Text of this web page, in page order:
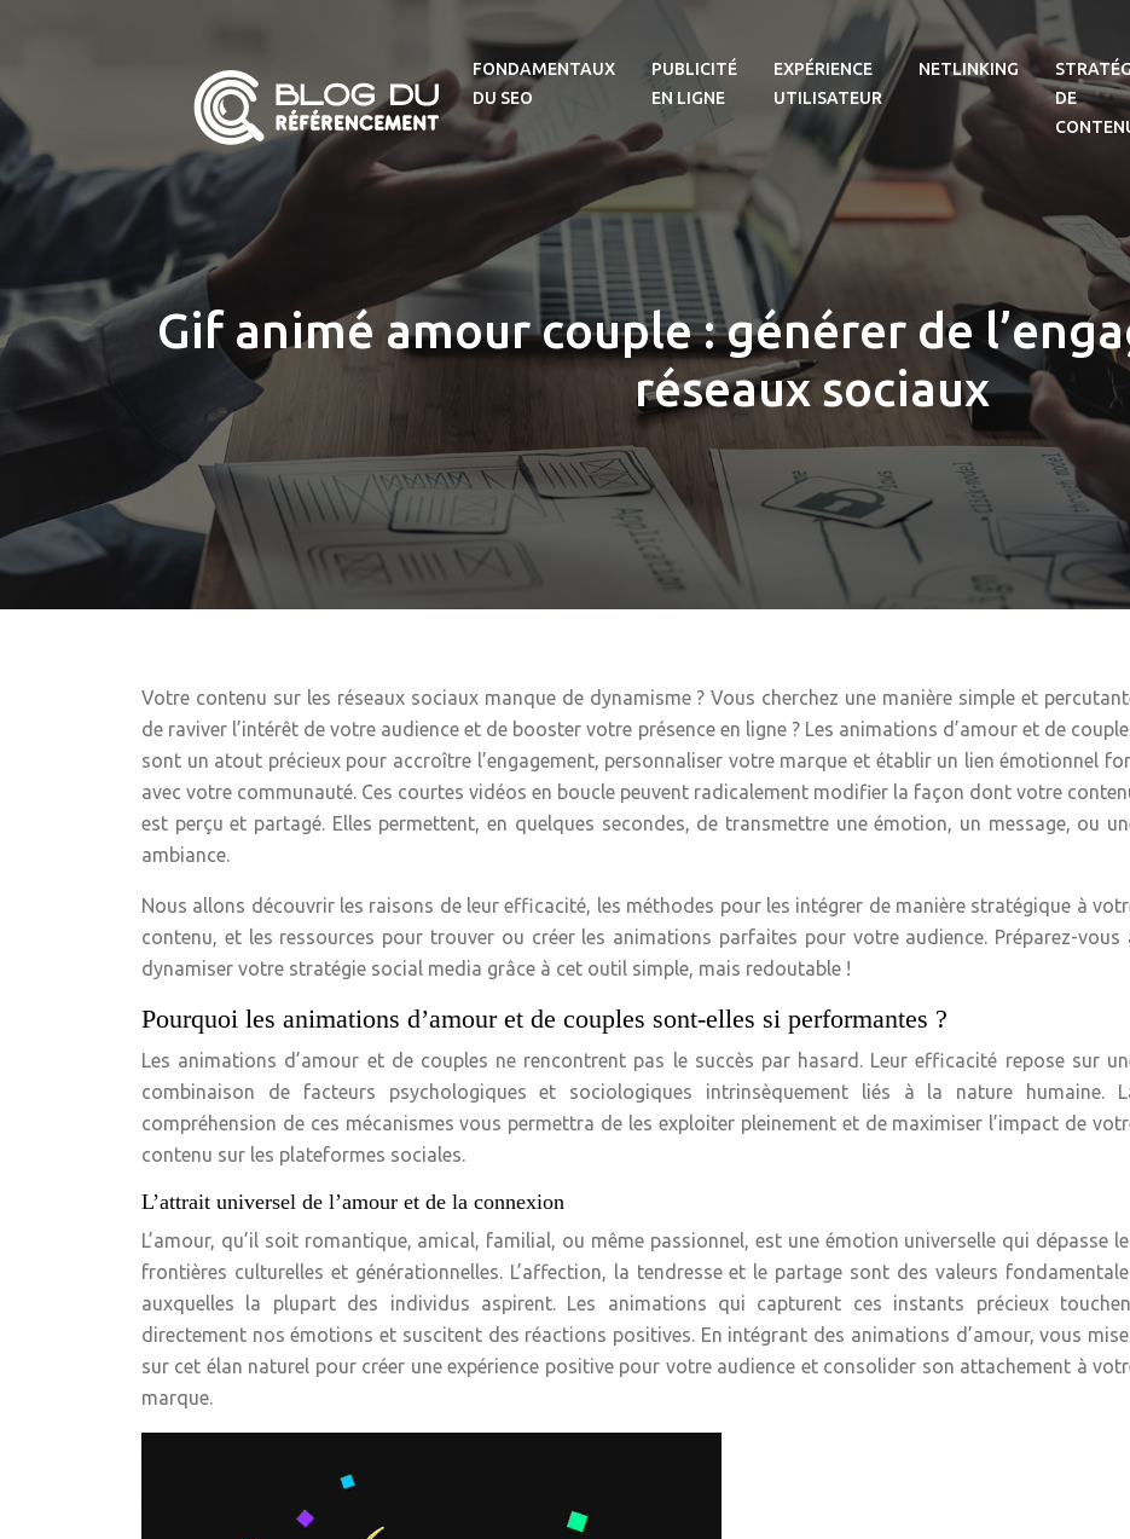
FONDAMENTAUX
DU SEO
PUBLICITÉ
EN LIGNE
EXPÉRIENCE
UTILISATEUR
NETLINKING
DE
Gif animé amour couple : générer de
réseaux sociaux
Votre contenu sur les réseaux sociaux manque de dynamisme ? Vous cherchez une manière simple et
de raviver l’intérêt de votre audience et de booster votre présence en ligne ? Les animations d’amour et de
sont un atout précieux pour accroître l’engagement, personnaliser votre marque et établir un lien émotionnel
avec votre communauté. Ces courtes vidéos en boucle peuvent radicalement modifier la façon dont votre
est perçu et partagé. Elles permettent, en quelques secondes, de transmettre une émotion, un message, ou
ambiance.
Nous allons découvrir les raisons de leur efficacité, les méthodes pour les intégrer de manière stratégique à
contenu, et les ressources pour trouver ou créer les animations parfaites pour votre audience. Préparez-vous
dynamiser votre stratégie social media grâce à cet outil simple, mais redoutable !
Pourquoi les animations d’amour et de couples sont-elles si performantes ?
Les animations d’amour et de couples ne rencontrent pas le succès par hasard. Leur efficacité repose sur
combinaison de facteurs psychologiques et sociologiques intrinsèquement liés à la nature humaine.
compréhension de ces mécanismes vous permettra de les exploiter pleinement et de maximiser l’impact de
contenu sur les plateformes sociales.
L’attrait universel de l’amour et de la connexion
L’amour, qu’il soit romantique, amical, familial, ou même passionnel, est une émotion universelle qui dépasse
frontières culturelles et générationnelles. L’affection, la tendresse et le partage sont des valeurs
auxquelles la plupart des individus aspirent. Les animations qui capturent ces instants précieux
directement nos émotions et suscitent des réactions positives. En intégrant des animations d’amour, vous
sur cet élan naturel pour créer une expérience positive pour votre audience et consolider son attachement à
marque.